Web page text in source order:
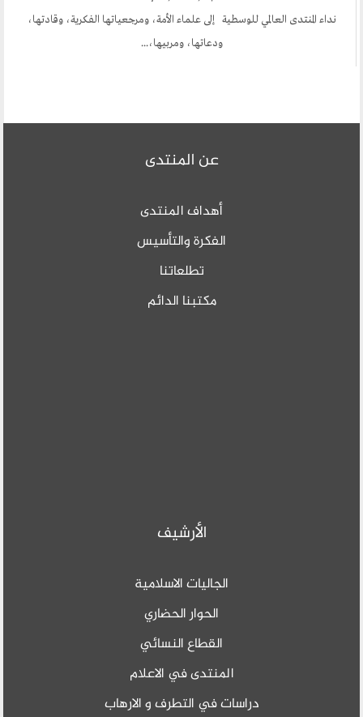
نداء المنتدى العالمي للوسطية إلى علماء الأمة، ومرجعياتها الفكرية، وقادتها،
ودعاتها، ومربيها،...
عن المنتدى
أهداف المنتدى
الفكرة والتأسيس
تطلعاتنا
مكتبنا الدائم
الأرشيف
الجاليات الاسلامية
الحوار الحضاري
القطاع النسائي
المنتدى في الاعلام
دراسات في التطرف و الارهاب